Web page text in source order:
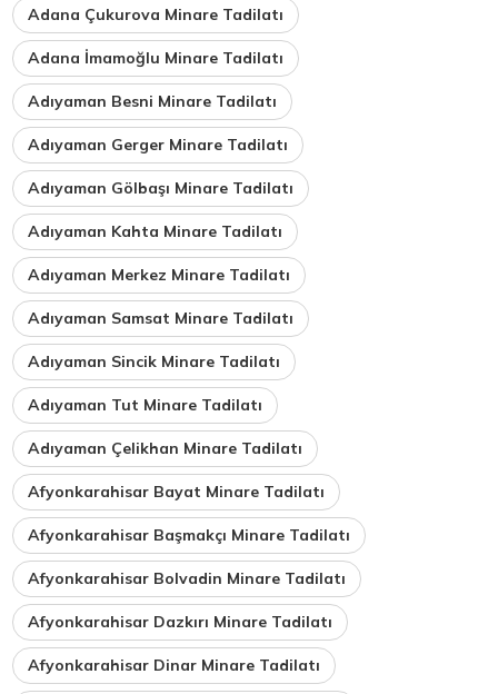
Adana Çukurova Minare Tadilatı
Adana İmamoğlu Minare Tadilatı
Adıyaman Besni Minare Tadilatı
Adıyaman Gerger Minare Tadilatı
Adıyaman Gölbaşı Minare Tadilatı
Adıyaman Kahta Minare Tadilatı
Adıyaman Merkez Minare Tadilatı
Adıyaman Samsat Minare Tadilatı
Adıyaman Sincik Minare Tadilatı
Adıyaman Tut Minare Tadilatı
Adıyaman Çelikhan Minare Tadilatı
Afyonkarahisar Bayat Minare Tadilatı
Afyonkarahisar Başmakçı Minare Tadilatı
Afyonkarahisar Bolvadin Minare Tadilatı
Afyonkarahisar Dazkırı Minare Tadilatı
Afyonkarahisar Dinar Minare Tadilatı